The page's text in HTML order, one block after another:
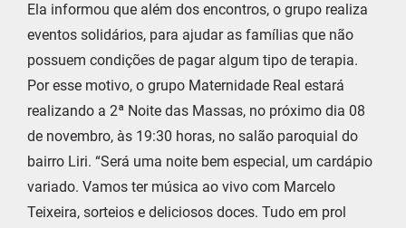
Ela informou que além dos encontros, o grupo realiza
eventos solidários, para ajudar as famílias que não
possuem condições de pagar algum tipo de terapia.
Por esse motivo, o grupo Maternidade Real estará
realizando a 2ª Noite das Massas, no próximo dia 08
de novembro, às 19:30 horas, no salão paroquial do
bairro Liri. “Será uma noite bem especial, um cardápio
variado. Vamos ter música ao vivo com Marcelo
Teixeira, sorteios e deliciosos doces. Tudo em prol